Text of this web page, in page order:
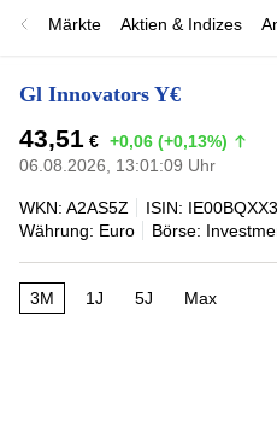
Märkte Aktien & Indizes
Gl Innovators Y€
43,51 € +0,06 (+0,13%)
06.08.2026, 13:01:09 Uhr
WKN: A2AS5Z ISIN:
Währung: Euro
Börse:
3M 1J 5J Max